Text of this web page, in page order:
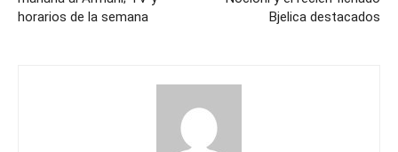
horarios de la semana
Bjelica destacados